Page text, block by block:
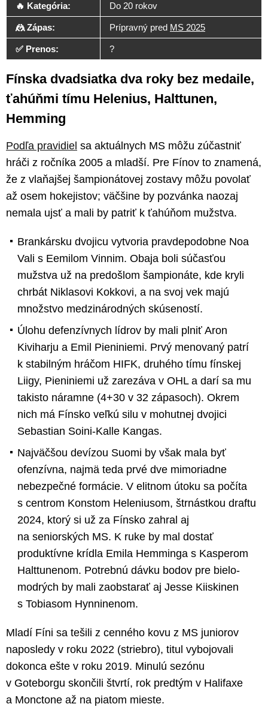
🔥 Kategória: Do 20 rokov
🤼 Zápas: Prípravný pred MS 2025
✅ Prenos: ?
Fínska dvadsiatka dva roky bez medaile,
ťahúňmi tímu Helenius, Halttunen,
Hemming
Podľa pravidiel sa aktuálnych MS môžu zúčastniť
hráči z ročníka 2005 a mladší. Pre Fínov to znamená,
že z vlaňajšej šampionátovej zostavy môžu povolať
až osem hokejistov; väčšine by pozvánka naozaj
nemala ujsť a mali by patriť k ťahúňom mužstva.
Brankársku dvojicu vytvoria pravdepodobne Noa
Vali s Eemilom Vinnim. Obaja boli súčasťou
mužstva už na predošlom šampionáte, kde kryli
chrbát Niklasovi Kokkovi, a na svoj vek majú
množstvo medzinárodných skúseností.
Úlohu defenzívnych lídrov by mali plniť Aron
Kiviharju a Emil Pieniniemi. Prvý menovaný patrí
k stabilným hráčom HIFK, druhého tímu fínskej
Liigy, Pieniniemi už zarezáva v OHL a darí sa mu
takisto náramne (4+30 v 32 zápasoch). Okrem
nich má Fínsko veľkú silu v mohutnej dvojici
Sebastian Soini-Kalle Kangas.
Najväčšou devízou Suomi by však mala byť
ofenzívna, najmä teda prvé dve mimoriadne
nebezpečné formácie. V elitnom útoku sa počíta
s centrom Konstom Heleniusom, štrnástkou draftu
2024, ktorý si už za Fínsko zahral aj
na seniorských MS. K ruke by mal dostať
produktívne krídla Emila Hemminga s Kasperom
Halttunenom. Potrebnú dávku bodov pre bielo-
modrých by mali zaobstarať aj Jesse Kiiskinen
s Tobiasom Hynninenom.
Mladí Fíni sa tešili z cenného kovu z MS juniorov
naposledy v roku 2022 (striebro), titul vybojovali
dokonca ešte v roku 2019. Minulú sezónu
v Goteborgu skončili štvrtí, rok predtým v Halifaxe
a Monctone až na piatom mieste.